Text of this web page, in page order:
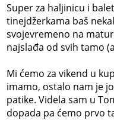
Super za haljinicu i
tinejdžerkama baš
svojevremeno na
najslađa od svih tamo
Mi ćemo za vikend u
imamo, ostalo nam je
patike. Videla sam u
dopada pa ćemo prvo